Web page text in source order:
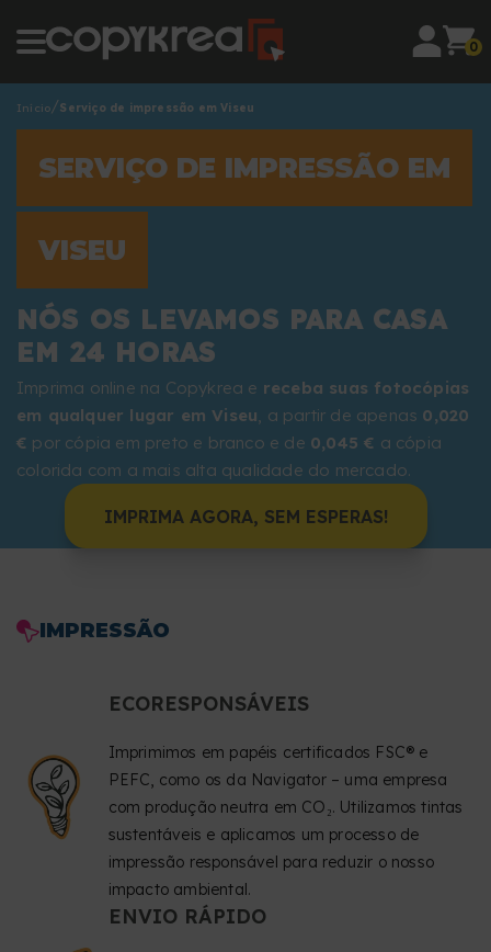
0
Início Serviço de impressão em Viseu
SERVIÇO DE IMPRESSÃO EM
VISEU
NÓS OS LEVAMOS PARA CASA
EM 24 HORAS
Imprima online na Copykrea e receba suas fotocópias
em qualquer lugar em Viseu, a partir de apenas 0,020
€ por cópia em preto e branco e de 0,045 € a cópia
colorida com a mais alta qualidade do mercado.
IMPRIMA AGORA, SEM ESPERAS!
IMPRESSÃO
ECORESPONSÁVEIS
Imprimimos em papéis certificados FSC® e
PEFC, como os da Navigator – uma empresa
com produção neutra em CO₂. Utilizamos tintas
sustentáveis e aplicamos um processo de
impressão responsável para reduzir o nosso
impacto ambiental.
ENVIO RÁPIDO